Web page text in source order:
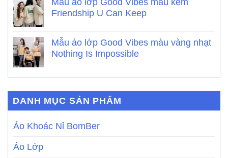
Mẫu áo lớp Good Vibes màu kem
Friendship U Can Keep
Mẫu áo lớp Good Vibes màu vàng nhạt
Nothing Is Impossible
DANH MỤC SẢN PHẨM
Áo Khoác Nỉ BomBer
Áo Lớp